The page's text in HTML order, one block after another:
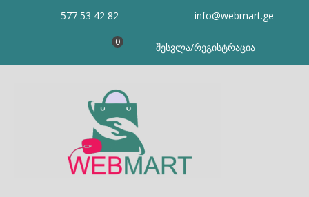
577 53 42 82 info@webmart.ge
შესვლა/რეგისტრაცია
0